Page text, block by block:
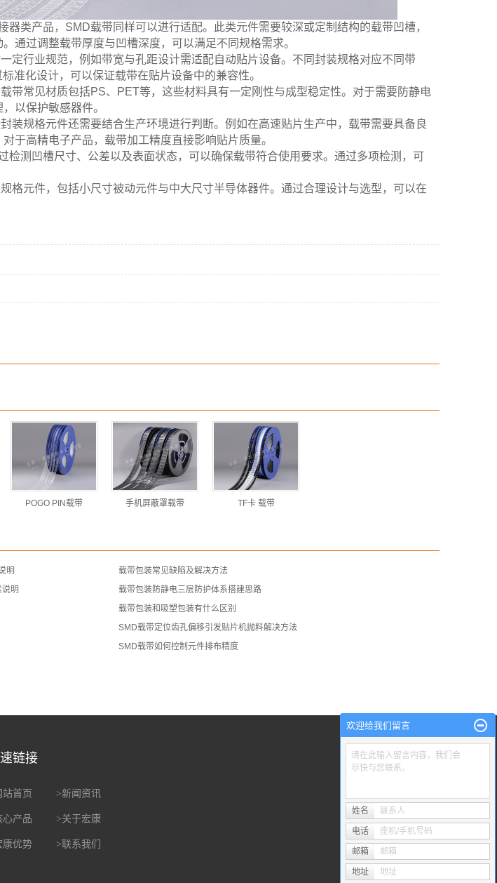
器类产品，SMD载带同样可以进行适配。此类元件需要较深或定制结构的载带凹槽，
通过调整载带厚度与凹槽深度，可以满足不同规格需求。
定行业规范，例如带宽与孔距设计需适配自动贴片设备。不同封装规格对应不同带
准化设计，可以保证载带在贴片设备中的兼容性。
带常见材质包括PS、PET等，这些材料具有一定刚性与成型稳定性。对于需要防静电
以保护敏感器件。
装规格元件还需要结合生产环境进行判断。例如在高速贴片生产中，载带需要具备良
于高精电子产品，载带加工精度直接影响贴片质量。
检测凹槽尺寸、公差以及表面状态，可以确保载带符合使用要求。通过多项检测，可
格元件，包括小尺寸被动元件与中大尺寸半导体器件。通过合理设计与选型，可以在
POGO PIN载带 手机屏蔽罩载带 TF卡 载带
明
载带包装常见缺陷及解决方法
明
载带包装防静电三层防护体系搭建思路
载带包装和吸塑包装有什么区别
SMD载带定位齿孔偏移引发贴片机抛料解决方法
SMD载带如何控制元件排布精度
链接
站首页 >新闻资讯
心产品 >关于宏康
康优势 >联系我们
欢迎给我们留言
请在此输入留言内容，我们会
尽快与您联系。
姓名 联系人
电话 座机/手机号码
邮箱 邮箱
地址 地址